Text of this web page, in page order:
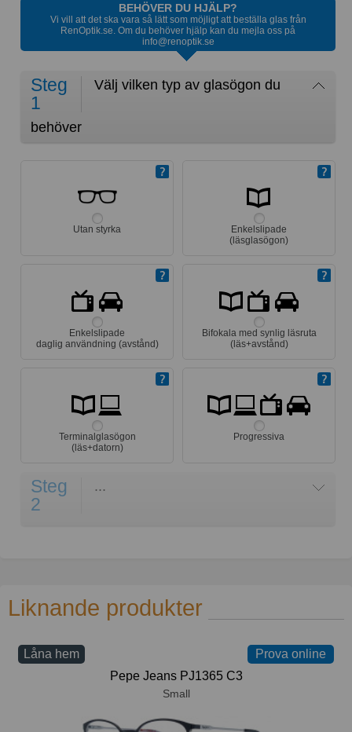
BEHÖVER DU HJÄLP?
Vi vill att det ska vara så lätt som möjligt att beställa glas från
RenOptik.se. Om du behöver hjälp kan du mejla oss på
info@renoptik.se
Steg
1
Välj vilken typ av glasögon du
behöver
Utan styrka
Enkelslipade
(läsglasögon)
Enkelslipade
daglig användning (avstånd)
Bifokala med synlig läsruta
(läs+avstånd)
Terminalglasögon
(läs+datorn)
Progressiva
Steg
2
...
Liknande produkter
Prova online
Låna hem
Pepe Jeans PJ1365 C3
Small